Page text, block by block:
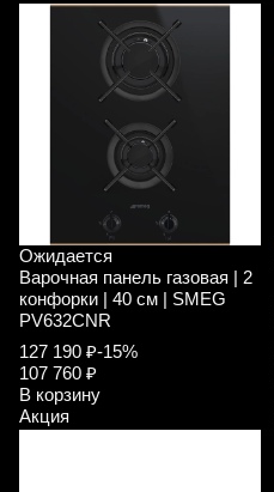
Ожидается
Варочная панель газовая | 2
конфорки | 40 см | SMEG
PV632CNR
127 190 ₽-15%
107 760 ₽
В корзину
Акция